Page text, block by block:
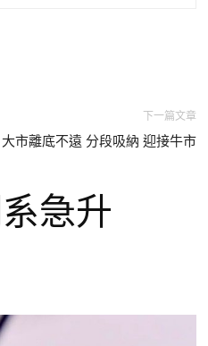
下一篇文章
市離底不遠 分段吸納 迎接牛市
急升